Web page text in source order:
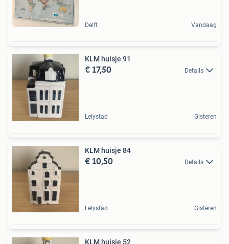
Delft Vandaag
KLM huisje 91
€ 17,50 Details
Lelystad Gisteren
KLM huisje 84
€ 10,50 Details
Lelystad Gisteren
KLM huisje 52